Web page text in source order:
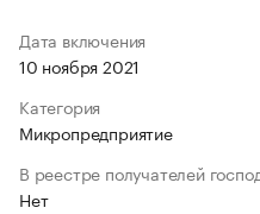
Дата включения
10 ноября 2021
Категория
Микропредприятие
В реестре получателей
Нет